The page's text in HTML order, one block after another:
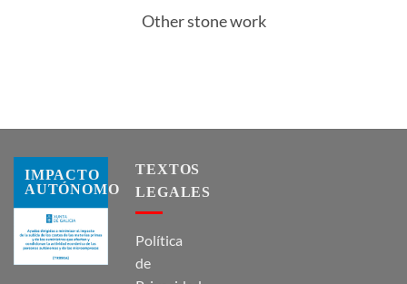
Other stone work
IMPACTO
AUTÓNOMO
TEXTOS
LEGALES
Política
de